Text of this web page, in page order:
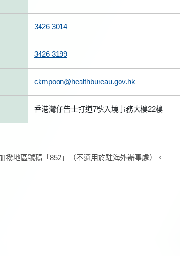
3426 3014
3426 3199
ckmpoon@healthbureau.gov.hk
香港灣仔告士打道7號入境事務大樓22樓
地區號碼「852」（不適用於駐海外辦事處）。